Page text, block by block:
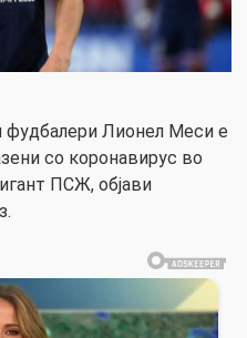
фудбалери Лионел Меси е
со коронавирус во
ПСЖ, објави